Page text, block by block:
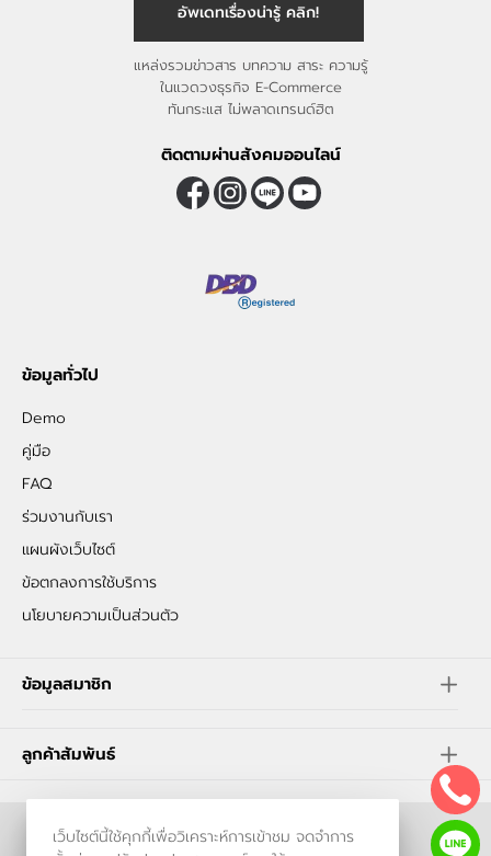
อัพเดทเรื่องน่ารู้ คลิก!
แหล่งรวมข่าวสาร บทความ สาระ ความรู้
ในแวดวงธุรกิจ E-Commerce
ทันกระแส ไม่พลาดเทรนด์ฮิต
ติดตามผ่านสังคมออนไลน์
ข้อมูลทั่วไป
Demo
คู่มือ
FAQ
ร่วมงานกับเรา
แผนผังเว็บไซต์
ข้อตกลงการใช้บริการ
นโยบายความเป็นส่วนตัว
ข้อมูลสมาชิก
ลูกค้าสัมพันธ์
ร้านค้าออนไลน์
เว็บไซต์นี้ใช้คุกกี้เพื่อวิเคราะห์การเข้าชม จดจำการ